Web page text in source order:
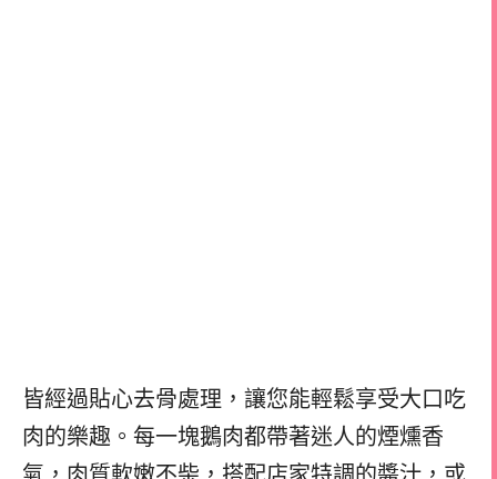
皆經過貼心去骨處理，讓您能輕鬆享受大口吃
肉的樂趣。每一塊鵝肉都帶著迷人的煙燻香